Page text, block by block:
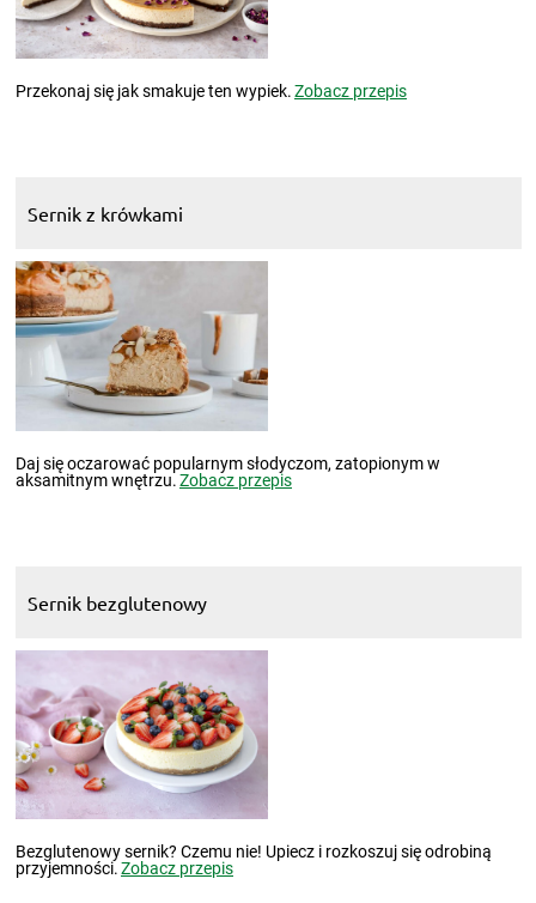
Przekonaj się jak smakuje ten wypiek.Zobacz przepis
Sernik z krówkami
Daj się oczarować popularnym słodyczom, zatopionym w
aksamitnym wnętrzu.Zobacz przepis
Sernik bezglutenowy
Bezglutenowy sernik? Czemu nie! Upiecz i rozkoszuj się odrobiną
przyjemności.Zobacz przepis